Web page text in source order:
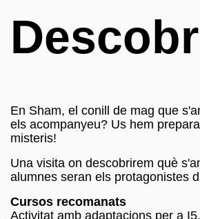
En Sham, el conill de mag que
els acompanyeu? Us hem
misteris!
Una visita on descobrirem què
alumnes seran els protagonistes
Cursos recomanats
Activitat amb adaptacions per a